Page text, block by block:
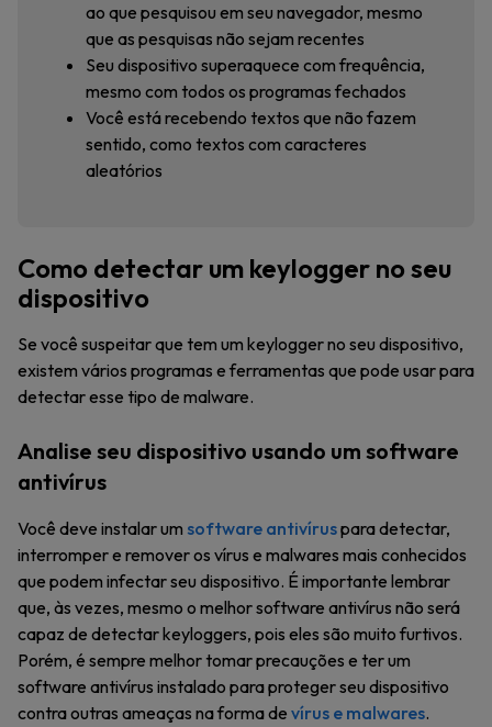
ao que pesquisou em seu navegador, mesmo
que as pesquisas não sejam recentes
Seu dispositivo superaquece com frequência,
mesmo com todos os programas fechados
Você está recebendo textos que não fazem
sentido, como textos com caracteres
aleatórios
Como detectar um keylogger no seu
dispositivo
Se você suspeitar que tem um keylogger no seu dispositivo,
existem vários programas e ferramentas que pode usar para
detectar esse tipo de malware.
Analise seu dispositivo usando um software
antivírus
Você deve instalar um software antivíruspara detectar,
interromper e remover os vírus e malwares mais conhecidos
que podem infectar seu dispositivo. É importante lembrar
que, às vezes, mesmo o melhor software antivírus não será
capaz de detectar keyloggers, pois eles são muito furtivos.
Porém, é sempre melhor tomar precauções e ter um
software antivírus instalado para proteger seu dispositivo
contra outras ameaças na forma de vírus e malwares.